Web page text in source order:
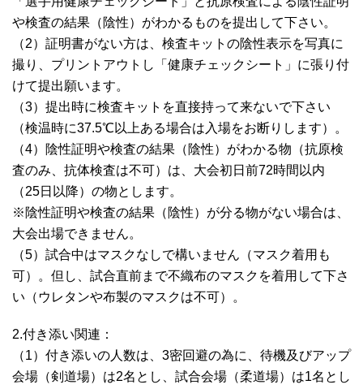
や検査の結果（陰性）がわかるものを提出して下さい。
（2）証明書がない方は、検査キットの陰性表示を写真に
撮り、プリントアウトし「健康チェックシート」に張り付
けて提出願います。
（3）提出時に検査キットを直接持って来ないで下さい
（検温時に37.5℃以上ある場合は入場をお断りします）。
（4）陰性証明や検査の結果（陰性）がわかる物（抗原検
査のみ、抗体検査は不可）は、大会初日前72時間以内
（25日以降）の物とします。
※陰性証明や検査の結果（陰性）が分る物がない場合は、
大会出場できません。
（5）試合中はマスクなしで構いません（マスク着用も
可）。但し、試合直前まで不織布のマスクを着用して下さ
い（ウレタンや布製のマスクは不可）。
2.付き添い関連：
（1）付き添いの人数は、3密回避の為に、待機及びアップ
会場（剣道場）は2名とし、試合会場（柔道場）は1名とし